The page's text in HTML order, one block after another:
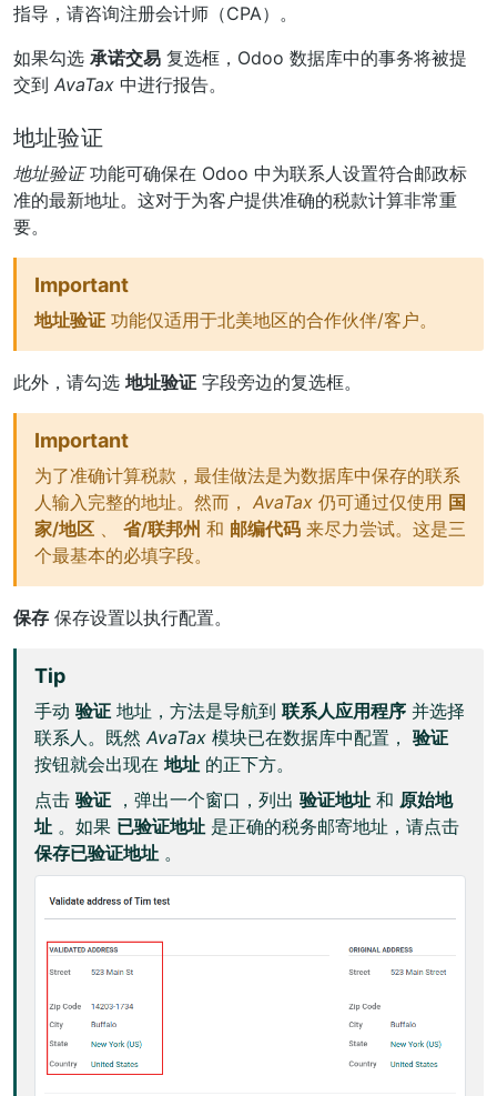
指导，请咨询注册会计师（CPA）。
如果勾选 承诺交易 复选框，Odoo 数据库中的事务将被提
交到 AvaTax 中进行报告。
地址验证
地址验证功能可确保在 Odoo 中为联系人设置符合邮政标
准的最新地址。这对于为客户提供准确的税款计算非常重
要。
Important
地址验证 功能仅适用于北美地区的合作伙伴/客户。
此外，请勾选 地址验证 字段旁边的复选框。
Important
为了准确计算税款，最佳做法是为数据库中保存的联系
人输入完整的地址。然而， AvaTax 仍可通过仅使用 国
家/地区
省/联邦州 和 邮编代码 来尽力尝试。这是三
个最基本的必填字段。
保存 保存设置以执行配置。
Tip
手动 验证 地址，方法是导航到 联系人应用程序 并选择
联系人。既然 AvaTax 模块已在数据库中配置， 验证
按钮就会出现在 地址 的正下方。
点击 验证 ，弹出一个窗口，列出 验证地址 和 原始地
址 。如果 已验证地址 是正确的税务邮寄地址，请点击
保存已验证地址 。